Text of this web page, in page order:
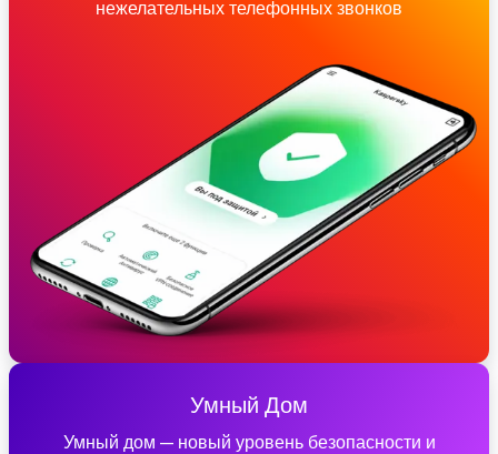
нежелательных телефонных звонков
Умный Дом
Умный дом — новый уровень безопасности и